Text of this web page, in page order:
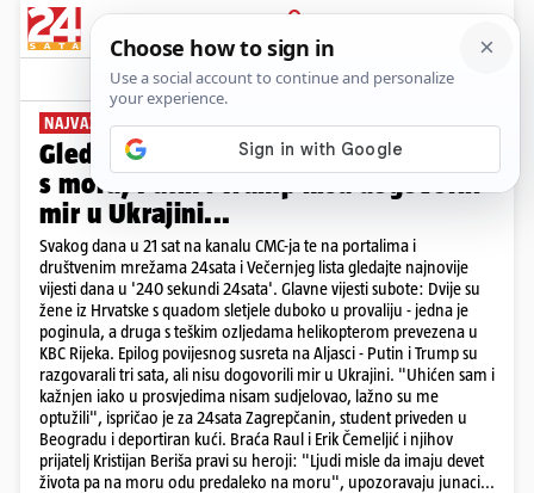
PRIJAVA
News Komentari
NAJVAŽNIJE VIJESTI
Gledajte '240 sekundi' 24sata! Heroji
s mora, Putin i Trump nisu dogovorili
mir u Ukrajini...
Svakog dana u 21 sat na kanalu CMC-ja te na portalima i
društvenim mrežama 24sata i Večernjeg lista gledajte najnovije
vijesti dana u '240 sekundi 24sata'. Glavne vijesti subote: Dvije su
žene iz Hrvatske s quadom sletjele duboko u provaliju - jedna je
poginula, a druga s teškim ozljedama helikopterom prevezena u
KBC Rijeka. Epilog povijesnog susreta na Aljasci - Putin i Trump su
razgovarali tri sata, ali nisu dogovorili mir u Ukrajini. "Uhićen sam i
kažnjen iako u prosvjedima nisam sudjelovao, lažno su me
optužili", ispričao je za 24sata Zagrepčanin, student priveden u
Beogradu i deportiran kući. Braća Raul i Erik Čemeljić i njihov
prijatelj Kristijan Beriša pravi su heroji: "Ljudi misle da imaju devet
života pa na moru odu predaleko na moru", upozoravaju junaci...